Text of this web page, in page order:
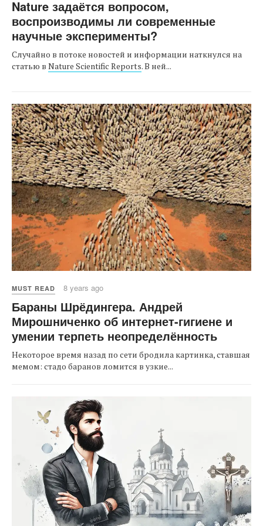
Nature задаётся вопросом,
воспроизводимы ли современные
научные эксперименты?
Случайно в потоке новостей и информации наткнулся на
статью в Nature Scientific Reports. В ней...
MUST READ 8 years ago
Бараны Шрёдингера. Андрей
Мирошниченко об интернет-гигиене и
умении терпеть неопределённость
Некоторое время назад по сети бродила картинка, ставшая
мемом: стадо баранов ломится в узкие...